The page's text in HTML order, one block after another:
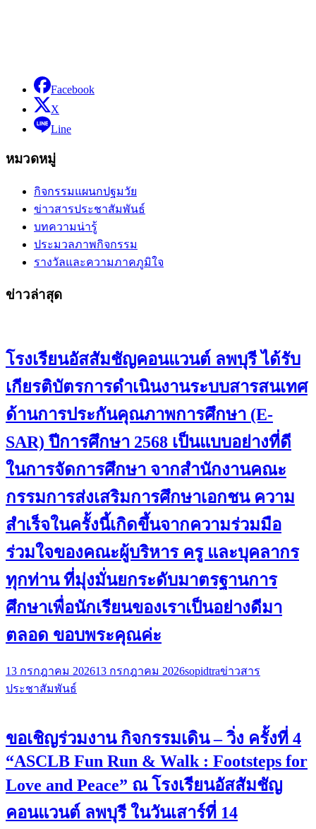
Facebook
X
Line
หมวดหมู่
กิจกรรมแผนกปฐมวัย
ข่าวสารประชาสัมพันธ์
บทความน่ารู้
ประมวลภาพกิจกรรม
รางวัลและความภาคภูมิใจ
ข่าวล่าสุด
โรงเรียนอัสสัมชัญคอนแวนต์ ลพบุรี ได้รับ
เกียรติบัตรการดำเนินงานระบบสารสนเทศ
ด้านการประกันคุณภาพการศึกษา (E-
SAR) ปีการศึกษา 2568 เป็นแบบอย่างที่ดี
ในการจัดการศึกษา จากสำนักงานคณะ
กรรมการส่งเสริมการศึกษาเอกชน ความ
สำเร็จในครั้งนี้เกิดขึ้นจากความร่วมมือ
ร่วมใจของคณะผู้บริหาร ครู และบุคลากร
ทุกท่าน ที่มุ่งมั่นยกระดับมาตรฐานการ
ศึกษาเพื่อนักเรียนของเราเป็นอย่างดีมา
ตลอด ขอบพระคุณค่ะ
13 กรกฎาคม 202613 กรกฎาคม 2026sopidtraข่าวสาร
ประชาสัมพันธ์
ขอเชิญร่วมงาน กิจกรรมเดิน – วิ่ง ครั้งที่ 4
“ASCLB Fun Run & Walk : Footsteps for
Love and Peace” ณ โรงเรียนอัสสัมชัญ
คอนแวนต์ ลพบุรี ในวันเสาร์ที่ 14